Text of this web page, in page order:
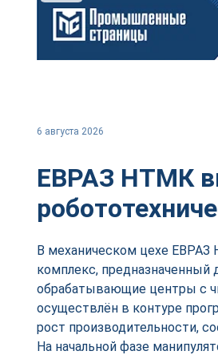
6 августа 2026
ЕВРАЗ НТМК
В механическом цехе ЕВРАЗ
комплекс, предназначенный
обрабатывающие центры с
осуществлён в контуре
рост производительности,
На начальной фазе